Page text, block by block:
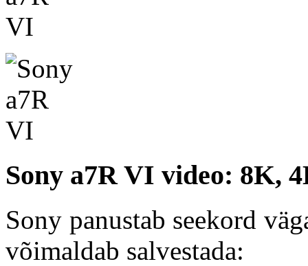
Sony a7R VI video: 8K,
Sony panustab seekord
võimaldab salvestada: